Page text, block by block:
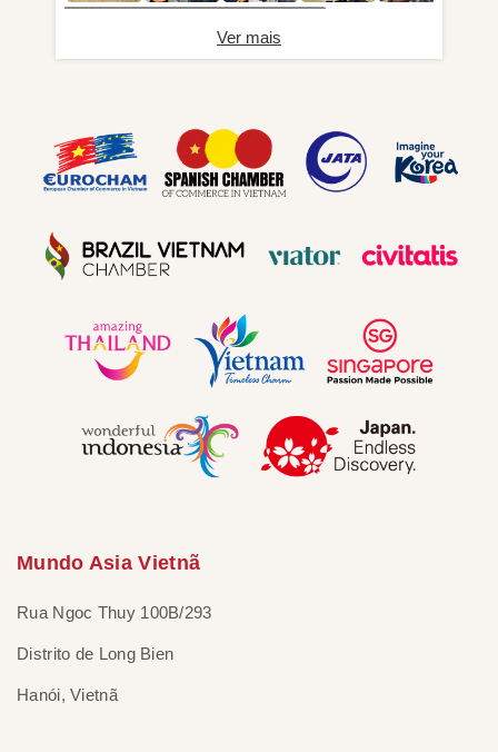
Ver mais
Mundo Asia Vietnã
Rua Ngoc Thuy 100B/293
Distrito de Long Bien
Hanói, Vietnã